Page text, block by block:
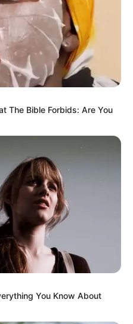
The Bible Forbids: Are You
You Know About